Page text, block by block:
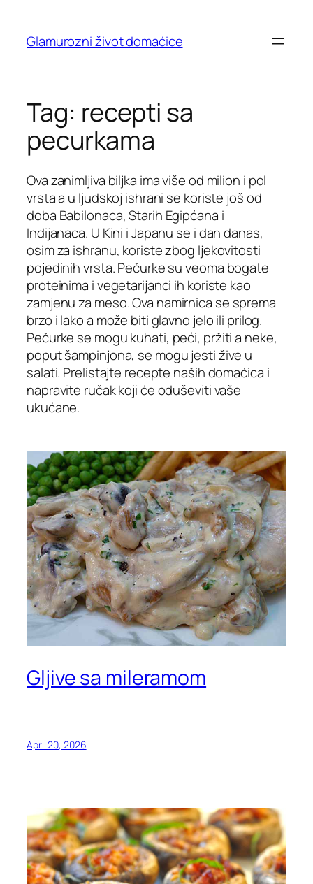
content
Glamurozni život domaćice
Tag: recepti sa
pecurkama
Ova zanimljiva biljka ima više od milion i pol
vrsta a u ljudskoj ishrani se koriste još od
doba Babilonaca, Starih Egipćana i
Indijanaca. U Kini i Japanu se i dan danas,
osim za ishranu, koriste zbog ljekovitosti
pojedinih vrsta. Pečurke su veoma bogate
proteinima i vegetarijanci ih koriste kao
zamjenu za meso. Ova namirnica se sprema
brzo i lako a može biti glavno jelo ili prilog.
Pečurke se mogu kuhati, peći, pržiti a neke,
poput šampinjona, se mogu jesti žive u
salati. Prelistajte recepte naših domaćica i
napravite ručak koji će oduševiti vaše
ukućane.
Gljive sa mileramom
April 20, 2026